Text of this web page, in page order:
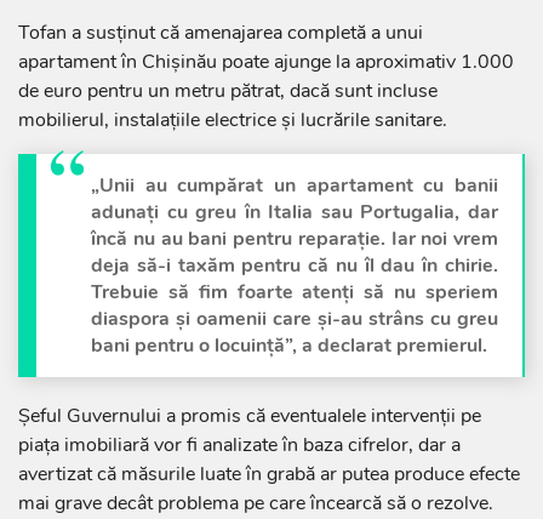
Tofan a susținut că amenajarea completă a unui
apartament în Chișinău poate ajunge la aproximativ 1.000
de euro pentru un metru pătrat, dacă sunt incluse
mobilierul, instalațiile electrice și lucrările sanitare.
„Unii au cumpărat un apartament cu banii
adunați cu greu în Italia sau Portugalia, dar
încă nu au bani pentru reparație. Iar noi vrem
deja să-i taxăm pentru că nu îl dau în chirie.
Trebuie să fim foarte atenți să nu speriem
diaspora și oamenii care și-au strâns cu greu
bani pentru o locuință”, a declarat premierul.
Șeful Guvernului a promis că eventualele intervenții pe
piața imobiliară vor fi analizate în baza cifrelor, dar a
avertizat că măsurile luate în grabă ar putea produce efecte
mai grave decât problema pe care încearcă să o rezolve.